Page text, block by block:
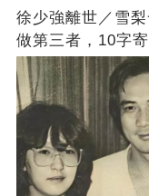
徐少強離世／雪
做第三者，10字